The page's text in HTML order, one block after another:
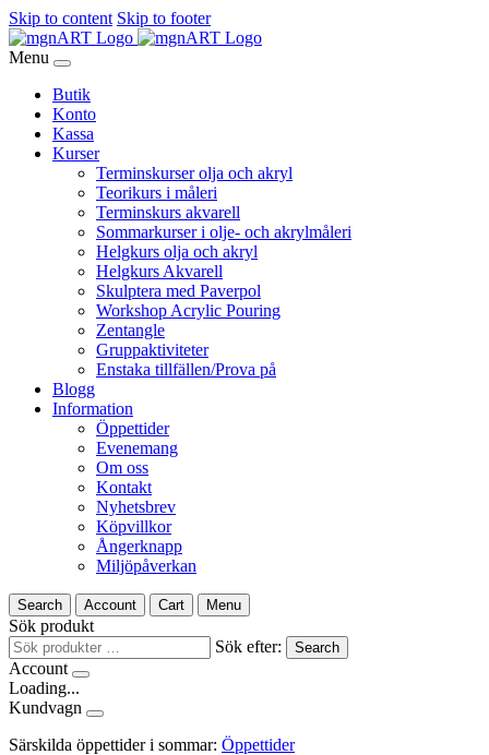
Skip to content Skip to footer
Menu
Butik
Konto
Kassa
Kurser
Terminskurser olja och akryl
Teorikurs i måleri
Terminskurs akvarell
Sommarkurser i olje- och akrylmåleri
Helgkurs olja och akryl
Helgkurs Akvarell
Skulptera med Paverpol
Workshop Acrylic Pouring
Zentangle
Gruppaktiviteter
Enstaka tillfällen/Prova på
Blogg
Information
Öppettider
Evenemang
Om oss
Kontakt
Nyhetsbrev
Köpvillkor
Ångerknapp
Miljöpåverkan
Search Account Cart Menu
Sök produkt
Sök efter:
Search
Account
Loading...
Kundvagn
Särskilda öppettider i sommar: Öppettider